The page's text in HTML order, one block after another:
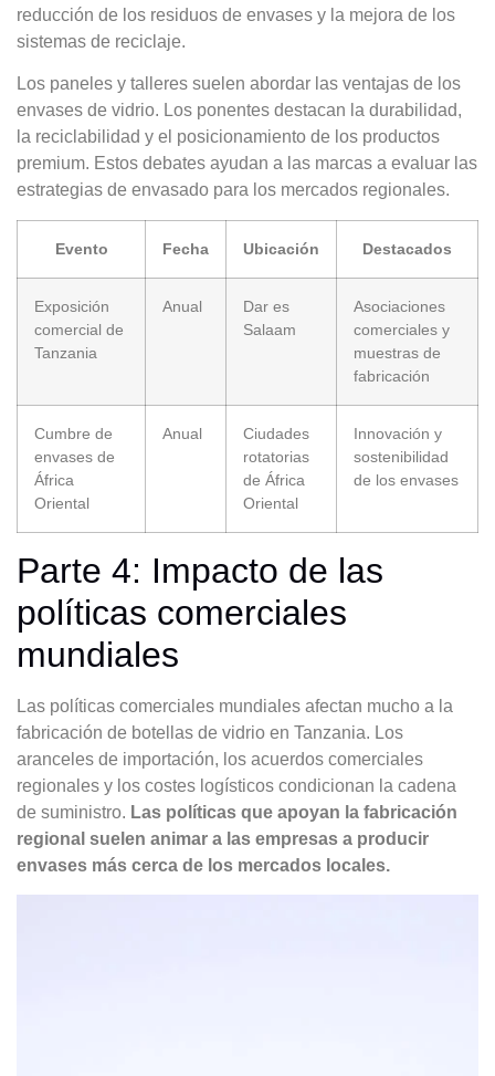
reducción de los residuos de envases y la mejora de los
sistemas de reciclaje.
Los paneles y talleres suelen abordar las ventajas de los
envases de vidrio. Los ponentes destacan la durabilidad,
la reciclabilidad y el posicionamiento de los productos
premium. Estos debates ayudan a las marcas a evaluar las
estrategias de envasado para los mercados regionales.
Evento Fecha Ubicación Destacados
Exposición
comercial de
Tanzania
Anual
Dar es
Salaam
Asociaciones
comerciales y
muestras de
fabricación
Cumbre de
envases de
África
Oriental
Anual
Ciudades
rotatorias
de África
Oriental
Innovación y
sostenibilidad
de los envases
Parte 4: Impacto de las
políticas comerciales
mundiales
Las políticas comerciales mundiales afectan mucho a la
fabricación de botellas de vidrio en Tanzania. Los
aranceles de importación, los acuerdos comerciales
regionales y los costes logísticos condicionan la cadena
de suministro. Las políticas que apoyan la fabricación
regional suelen animar a las empresas a producir
envases más cerca de los mercados locales.